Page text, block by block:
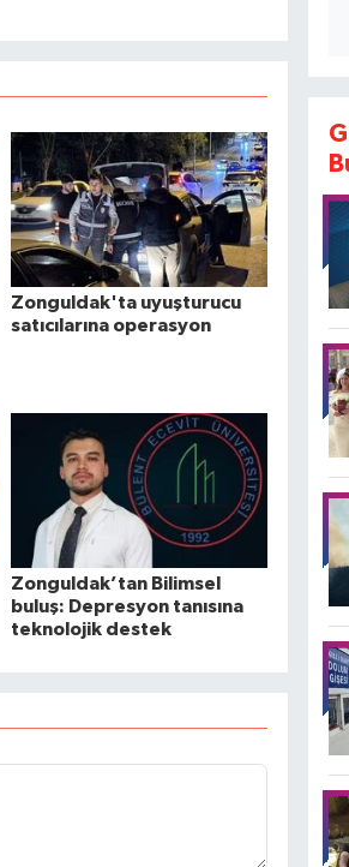
Zonguldak'ta uyuşturucu
satıcılarına operasyon
Zonguldak’tan Bilimsel
buluş: Depresyon tanısına
teknolojik destek